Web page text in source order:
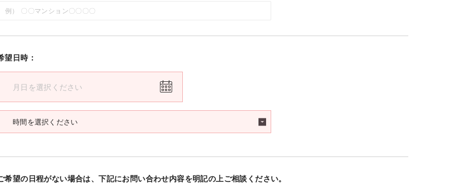
望日時：
希望の日程がない場合は、下記にお問い合わせ内容を明記の上ご相談ください。